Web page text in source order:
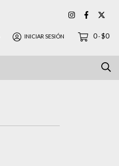
INICIAR SESIÓN 0-$0